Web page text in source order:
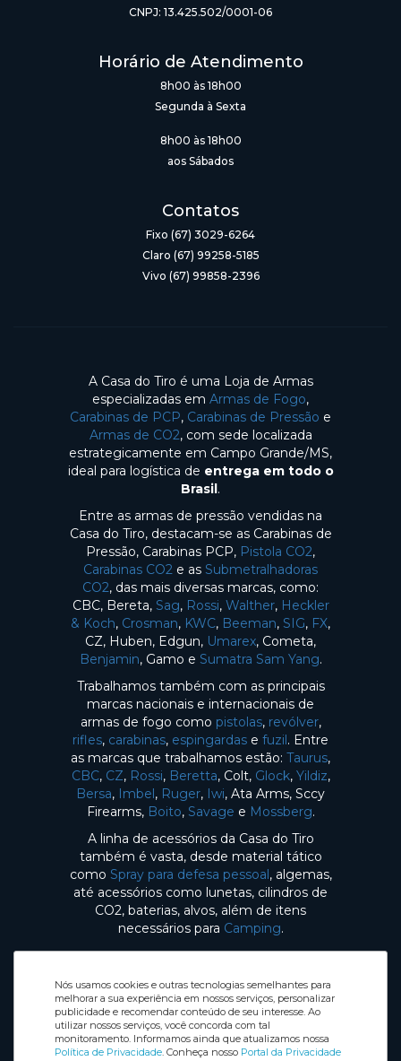
Nós usamos cookies e outras tecnologias semelhantes para
melhorar a sua experiência em nossos serviços, personalizar
publicidade e recomendar conteúdo de seu interesse. Ao
utilizar nossos serviços, você concorda com tal
monitoramento. Informamos ainda que atualizamos nossa
Política de Privacidade. Conheça nosso Portal da Privacidade
CNPJ: 13.425.502/0001-06
Horário de Atendimento
8h00 às 18h00
Segunda à Sexta
8h00 às 18h00
aos Sábados
Contatos
Fixo (67) 3029-6264
Claro (67) 99258-5185
Vivo (67) 99858-2396
A Casa do Tiro é uma Loja de Armas
especializadas em Armas de Fogo,
Carabinas de PCP, Carabinas de Pressão e
Armas de CO2, com sede localizada
estrategicamente em Campo Grande/MS,
ideal para logística de entrega em todo o
Brasil .
Entre as armas de pressão vendidas na
Casa do Tiro, destacam-se as Carabinas de
Pressão, Carabinas PCP, Pistola CO2,
Carabinas CO2 e as Submetralhadoras
CO2, das mais diversas marcas, como:
CBC, Bereta, Sag, Rossi, Walther, Heckler
& Koch, Crosman, KWC, Beeman, SIG, FX,
CZ, Huben, Edgun, Umarex, Cometa,
Benjamin, Gamo e Sumatra Sam Yang.
Trabalhamos também com as principais
marcas nacionais e internacionais de
armas de fogo como pistolas, revólver,
rifles, carabinas, espingardas e fuzil . Entre
as marcas que trabalhamos estão: Taurus,
CBC, CZ, Rossi, Beretta, Colt, Glock, Yildiz,
Bersa, Imbel , Ruger, Iwi, Ata Arms, Sccy
Firearms, Boito, Savage e Mossberg.
A linha de acessórios da Casa do Tiro
também é vasta, desde material tático
como Spray para defesa pessoal , algemas,
até acessórios como lunetas, cilindros de
CO2, baterias, alvos, além de itens
necessários para Camping.
Selos de Segurança Redes sociais